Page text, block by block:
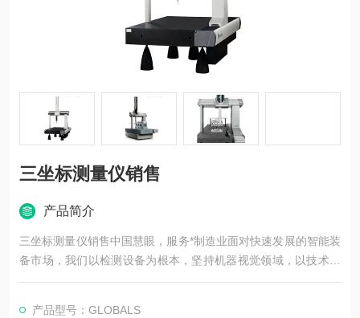
三坐标测量仪销售
产品简介
三坐标测量仪销售中国慧眼，服务*制造业面对快速发展的智能装
备市场，我们以检测设备为根本，坚持机器视觉领域，以技术为
主导。在实现工业智能中国梦的道路上前进！
产品型号：GLOBALS